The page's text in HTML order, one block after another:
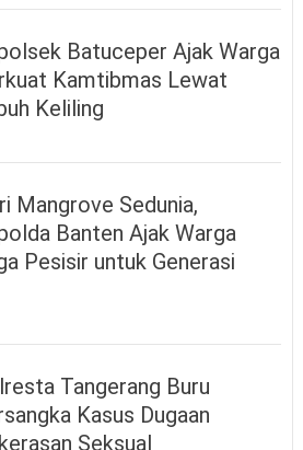
Batuceper Ajak Warga
Kamtibmas Lewat
Keliling
Mangrove Sedunia,
Banten Ajak Warga
Pesisir untuk Generasi
Tangerang Buru
Kasus Dugaan
Seksual